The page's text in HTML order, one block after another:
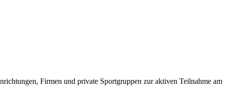
Firmen und private Sportgruppen zur aktiven Teilnahme am